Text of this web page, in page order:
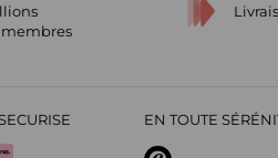
EN TOUTE